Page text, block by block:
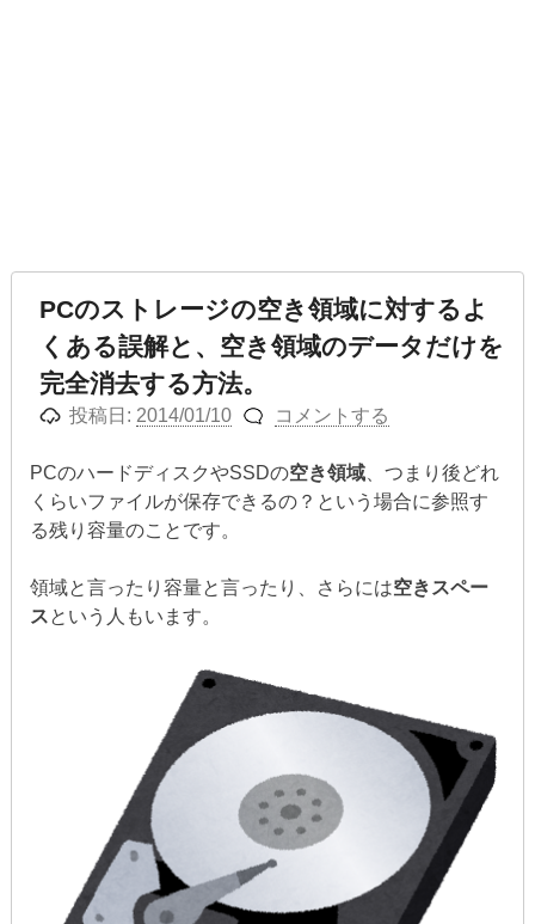
PCのストレージの空き領域に対するよ
くある誤解と、空き領域のデータだけを
完全消去する方法。
投稿日: 2014/01/10 コメントする
PCのハードディスクやSSDの空き領域、つまり後どれ
くらいファイルが保存できるの？という場合に参照す
る残り容量のことです。
領域と言ったり容量と言ったり、さらには空きスペー
スという人もいます。